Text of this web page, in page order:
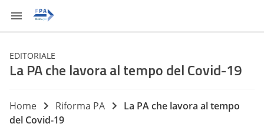
EDITORIALE
La PA che lavora al tempo del Covid-19
Home Riforma PA
La PA che lavora al tempo
del Covid-19